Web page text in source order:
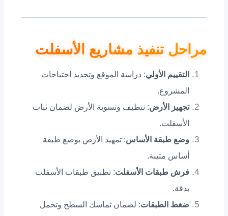
مراحل تنفيذ مشاريع الأسفلت
التقييم الأولي: دراسة الموقع وتحديد احتياجات
المشروع.
تجهيز الأرض: تنظيف وتسوية الأرض لضمان ثبات
الأسفلت.
وضع طبقة الأساس: تمهيد الأرض بوضع طبقة
أساس متينة.
فرش طبقات الأسفلت: تطبيق طبقات الأسفلت
بدقة.
ضغط الطبقات: لضمان تماسك السطح وتحمل